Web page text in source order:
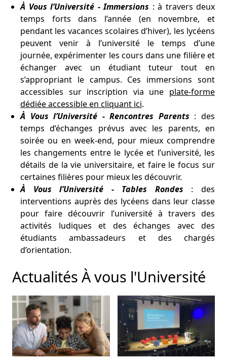
À Vous l’Université - Immersions : à travers deux
temps forts dans l’année (en novembre, et
pendant les vacances scolaires d’hiver), les lycéens
peuvent venir à l’université le temps d’une
journée, expérimenter les cours dans une filière et
échanger avec un étudiant tuteur tout en
s’appropriant le campus. Ces immersions sont
accessibles sur inscription via une plate-forme
dédiée accessible en cliquant ici.
À Vous l’Université - Rencontres Parents : des
temps d’échanges prévus avec les parents, en
soirée ou en week-end, pour mieux comprendre
les changements entre le lycée et l’université, les
détails de la vie universitaire, et faire le focus sur
certaines filières pour mieux les découvrir.
À Vous l’Université - Tables Rondes
: des
interventions auprès des lycéens dans leur classe
pour faire découvrir l’université à travers des
activités ludiques et des échanges avec des
étudiants ambassadeurs et des chargés
d’orientation.
Actualités À vous l'Université